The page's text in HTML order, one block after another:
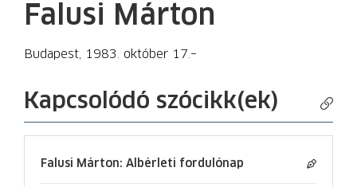
Falusi Márton
Budapest, 1983. október 17.–
Kapcsolódó szócikk(ek)
Falusi Márton: Albérleti fordulónap